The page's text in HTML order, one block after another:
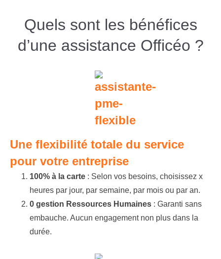
Quels sont les bénéfices
d’une assistance Officéo ?
Une flexibilité totale du service
pour votre entreprise
100% à la carte : Selon vos besoins, choisissez x
heures par jour, par semaine, par mois ou par an.
0 gestion Ressources Humaines : Garanti sans
embauche. Aucun engagement non plus dans la
durée.